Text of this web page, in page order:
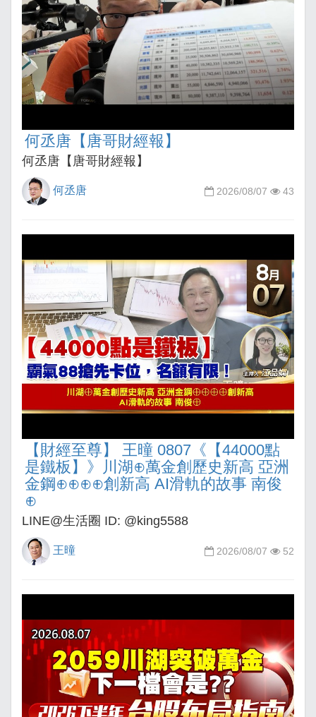
何丞唐【唐哥財經報】
何丞唐【唐哥財經報】
何丞唐 2026/08/07 43
【財經至尊】 王曈 0807《【44000點
是鐵板】》川湖⊕萬金創歷史新高 亞洲
金鋼⊕⊕⊕⊕創新高 AI滑軌的故事 南俊
⊕
LINE@生活圈 ID: @king5588
王曈 2026/08/07 52